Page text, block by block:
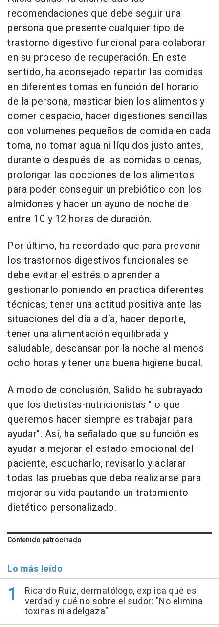
recomendaciones que debe seguir una
persona que presente cualquier tipo de
trastorno digestivo funcional para colaborar
en su proceso de recuperación. En este
sentido, ha aconsejado repartir las comidas
en diferentes tomas en función del horario
de la persona, masticar bien los alimentos y
comer despacio, hacer digestiones sencillas
con volúmenes pequeños de comida en cada
toma, no tomar agua ni líquidos justo antes,
durante o después de las comidas o cenas,
prolongar las cocciones de los alimentos
para poder conseguir un prebiótico con los
almidones y hacer un ayuno de noche de
entre 10 y 12 horas de duración.
Por último, ha recordado que para prevenir
los trastornos digestivos funcionales se
debe evitar el estrés o aprender a
gestionarlo poniendo en práctica diferentes
técnicas, tener una actitud positiva ante las
situaciones del día a día, hacer deporte,
tener una alimentación equilibrada y
saludable, descansar por la noche al menos
ocho horas y tener una buena higiene bucal.
A modo de conclusión, Salido ha subrayado
que los dietistas-nutricionistas "lo que
queremos hacer siempre es trabajar para
ayudar". Así, ha señalado que su función es
ayudar a mejorar el estado emocional del
paciente, escucharlo, revisarlo y aclarar
todas las pruebas que deba realizarse para
mejorar su vida pautando un tratamiento
dietético personalizado.
Contenido patrocinado
Lo más leído
Ricardo Ruiz, dermatólogo, explica qué es
verdad y qué no sobre el sudor: "No elimina
toxinas ni adelgaza"